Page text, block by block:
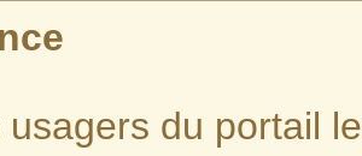
usagers du portail